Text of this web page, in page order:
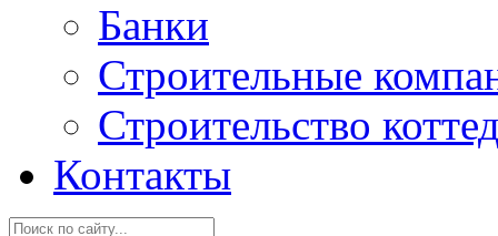
Банки
Строительные
Строительство
Контакты